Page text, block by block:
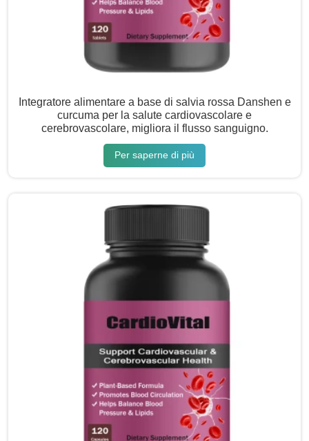
Integratore alimentare a base di salvia rossa Danshen e
curcuma per la salute cardiovascolare e
cerebrovascolare, migliora il flusso sanguigno.
Per saperne di più